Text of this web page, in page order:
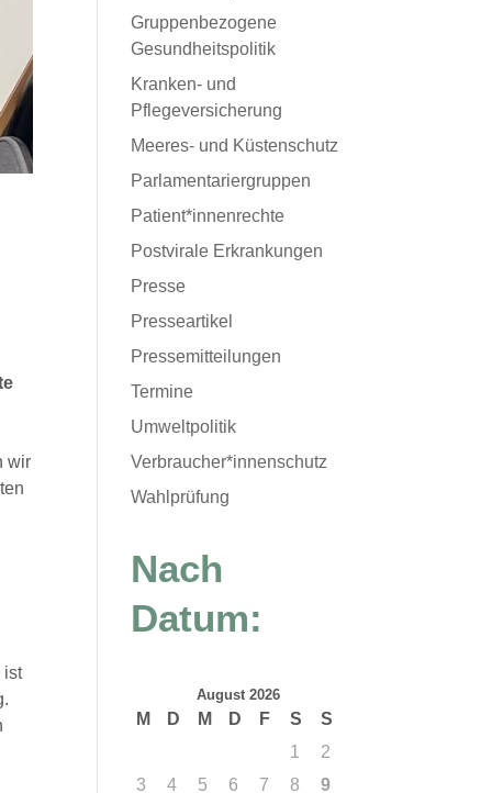
wir
ist
Gruppenbezogene
Gesundheitspolitik
Kranken- und
Pflegeversicherung
Meeres- und Küstenschutz
Parlamentariergruppen
Patient*innenrechte
Postvirale Erkrankungen
Presse
Presseartikel
Pressemitteilungen
Termine
Umweltpolitik
Verbraucher*innenschutz
Wahlprüfung
Nach
Datum:
August 2026
M D M D F S
S
1
2
3
4 5 6 7 8
9